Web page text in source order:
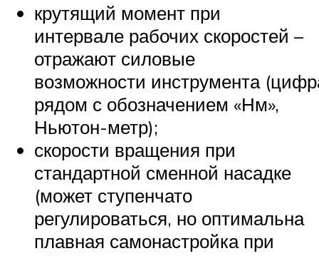
крутящий момент при
интервале рабочих скоростей –
отражают силовые
возможности инструмента
рядом с обозначением «Нм»,
Ньютон-метр);
скорости вращения при
стандартной сменной насадке
(может ступенчато
регулироваться, но оптимальна
плавная самонастройка при